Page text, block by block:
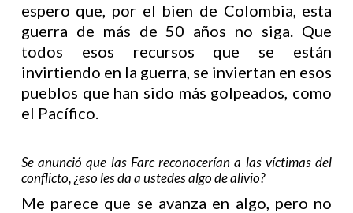
espero que, por el bien de Colombia, esta
guerra de más de 50 años no siga. Que
todos esos recursos que se están
invirtiendo en la guerra, se inviertan en esos
pueblos que han sido más golpeados, como
el Pacífico.
Se anunció que las Farc reconocerían a las víctimas del
conflicto, ¿eso les da a ustedes algo de alivio?
Me parece que se avanza en algo, pero no